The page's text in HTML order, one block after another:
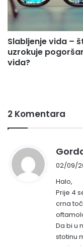
Slabljenje vida –
uzrokuje
vida?
2 Komentara
02/09/
Halo,
Prije 4
crna
Da bi u
stotinu